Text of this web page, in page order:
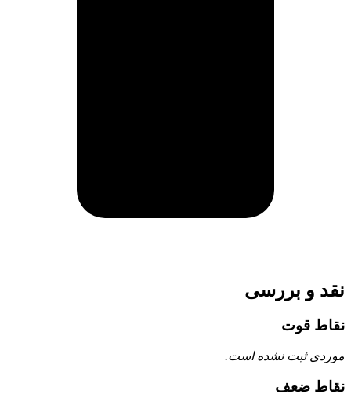
نقد و بررسی
نقاط قوت
موردی ثبت نشده است.
نقاط ضعف